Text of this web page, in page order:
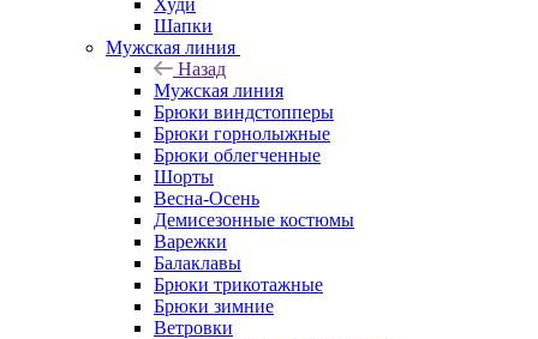
Худи
Шапки
Мужская линия
Назад
Мужская линия
Брюки виндстопперы
Брюки горнолыжные
Брюки облегченные
Шорты
Весна-Осень
Демисезонные костюмы
Варежки
Балаклавы
Брюки трикотажные
Брюки зимние
Ветровки